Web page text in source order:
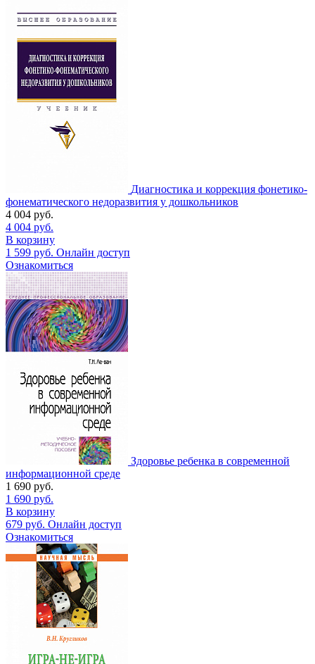
Диагностика и коррекция фонетико-
фонематического недоразвития у дошкольников
4 004 руб.
4 004 руб.
В корзину
1 599 руб. Онлайн доступ
Ознакомиться
Здоровье ребенка в современной
информационной среде
1 690 руб.
1 690 руб.
В корзину
679 руб. Онлайн доступ
Ознакомиться